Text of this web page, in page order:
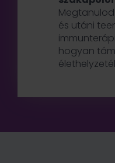
és utáni
hogyan